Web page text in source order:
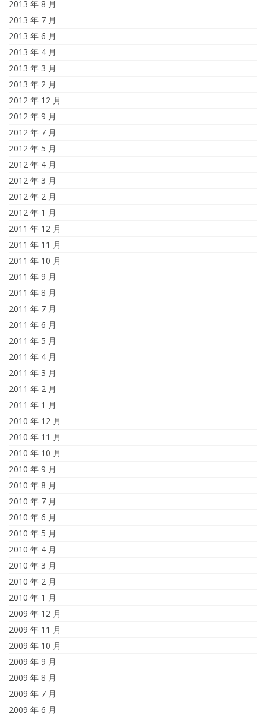
2013 年 8 月
2013 年 7 月
2013 年 6 月
2013 年 4 月
2013 年 3 月
2013 年 2 月
2012 年 12 月
2012 年 9 月
2012 年 7 月
2012 年 5 月
2012 年 4 月
2012 年 3 月
2012 年 2 月
2012 年 1 月
2011 年 12 月
2011 年 11 月
2011 年 10 月
2011 年 9 月
2011 年 8 月
2011 年 7 月
2011 年 6 月
2011 年 5 月
2011 年 4 月
2011 年 3 月
2011 年 2 月
2011 年 1 月
2010 年 12 月
2010 年 11 月
2010 年 10 月
2010 年 9 月
2010 年 8 月
2010 年 7 月
2010 年 6 月
2010 年 5 月
2010 年 4 月
2010 年 3 月
2010 年 2 月
2010 年 1 月
2009 年 12 月
2009 年 11 月
2009 年 10 月
2009 年 9 月
2009 年 8 月
2009 年 7 月
2009 年 6 月